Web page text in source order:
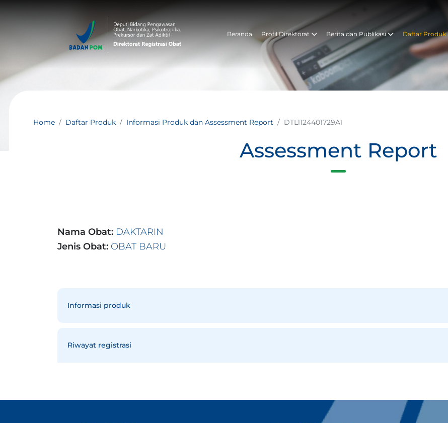
Beranda Profil Direktorat Berita dan Publikasi Daftar Produk
Home Daftar Produk Informasi Produk dan Assessment Report DTL1124401729A1
Assessment Report
Nama Obat: DAKTARIN
Jenis Obat: OBAT BARU
Informasi produk
Riwayat registrasi